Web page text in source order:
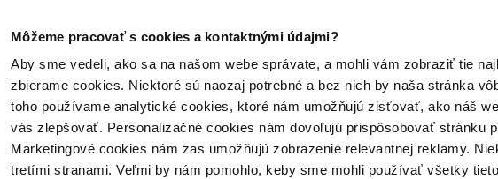
Môžeme pracovať s cookies a kontaktnými údajmi?
Aby sme vedeli, ako sa na našom webe správate, a mohli vám zobraziť tie
zbierame cookies. Niektoré sú naozaj potrebné a bez nich by naša stránka
toho používame analytické cookies, ktoré nám umožňujú zisťovať, ako náš
vás zlepšovať. Personalizačné cookies nám dovoľujú prispôsobovať stránku
Marketingové cookies nám zas umožňujú zobrazenie relevantnej reklamy.
tretími stranami. Veľmi by nám pomohlo, keby sme mohli používať všetky
Poukážky Kontakt